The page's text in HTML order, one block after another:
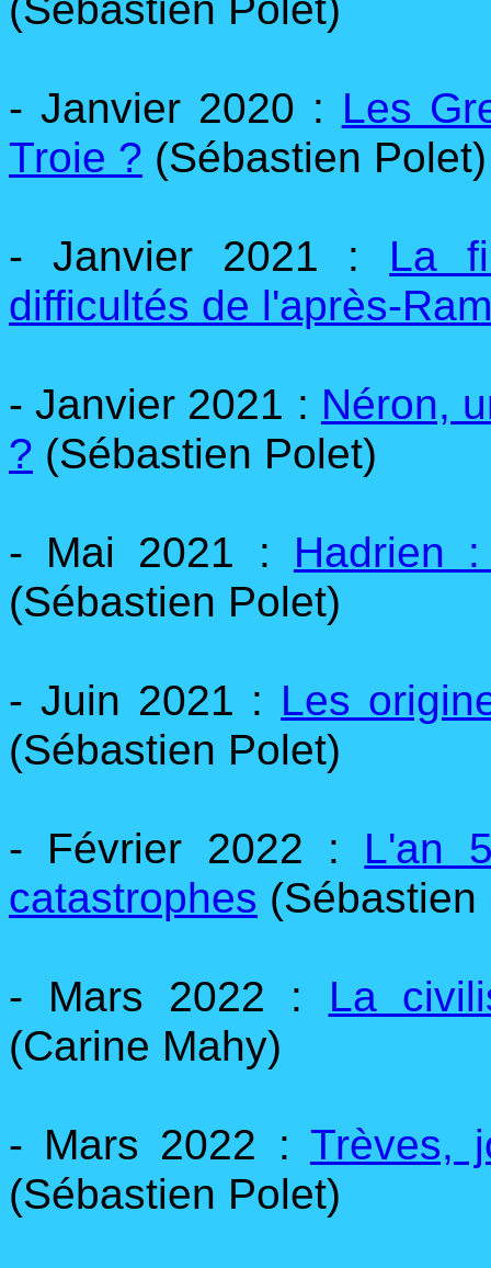
- Janvier 2020 : Les
Troie ? (Sébastien Polet)
- Janvier 2021 : La
difficultés de l'après-
- Janvier 2021 : Néron,
? (Sébastien Polet)
- Mai 2021 : Hadrien
(Sébastien Polet)
- Juin 2021 : Les
(Sébastien Polet)
- Février 2022 : L'an
catastrophes (Sébastien
- Mars 2022 : La
(Carine Mahy)
- Mars 2022 : Trèves,
(Sébastien Polet)